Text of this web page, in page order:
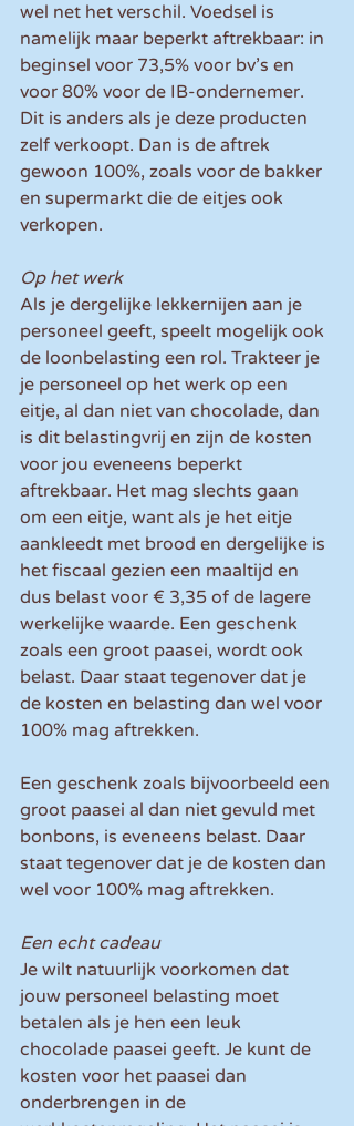
wel net het verschil. Voedsel is
namelijk maar beperkt aftrekbaar: in
beginsel voor 73,5% voor bv’s en
voor 80% voor de IB-ondernemer.
Dit is anders als je deze producten
zelf verkoopt. Dan is de aftrek
gewoon 100%, zoals voor de bakker
en supermarkt die de eitjes ook
verkopen.
Op het werk
Als je dergelijke lekkernijen aan je
personeel geeft, speelt mogelijk ook
de loonbelasting een rol. Trakteer je
je personeel op het werk op een
eitje, al dan niet van chocolade, dan
is dit belastingvrij en zijn de kosten
voor jou eveneens beperkt
aftrekbaar. Het mag slechts gaan
om een eitje, want als je het eitje
aankleedt met brood en dergelijke is
het fiscaal gezien een maaltijd en
dus belast voor € 3,35 of de lagere
werkelijke waarde. Een geschenk
zoals een groot paasei, wordt ook
belast. Daar staat tegenover dat je
de kosten en belasting dan wel voor
100% mag aftrekken.
Een geschenk zoals bijvoorbeeld een
groot paasei al dan niet gevuld met
bonbons, is eveneens belast. Daar
staat tegenover dat je de kosten dan
wel voor 100% mag aftrekken.
Een echt cadeau
Je wilt natuurlijk voorkomen dat
jouw personeel belasting moet
betalen als je hen een leuk
chocolade paasei geeft. Je kunt de
kosten voor het paasei dan
onderbrengen in de